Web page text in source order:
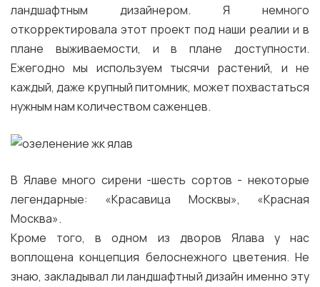
ландшафтным дизайнером. Я немного
откорректировала этот проект под наши реалии и в
плане выживаемости, и в плане доступности.
Ежегодно мы используем тысячи растений, и не
каждый, даже крупный питомник, может похвастаться
нужным нам количеством саженцев.
В Ялаве много сирени -шесть сортов - некоторые
легендарные: «Красавица Москвы», «Красная
Москва».
Кроме того, в одном из дворов Ялава у нас
воплощена концепция белоснежного цветения. Не
знаю, закладывал ли ландшафтный дизайн именно эту